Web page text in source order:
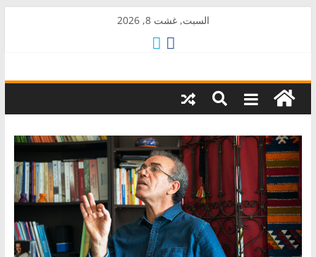
السبت, غشت 8, 2026
AkalPress
منبر
المغرب